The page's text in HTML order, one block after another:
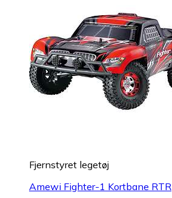
Fjernstyret legetøj
Amewi Fighter-1 Kortbane RTR